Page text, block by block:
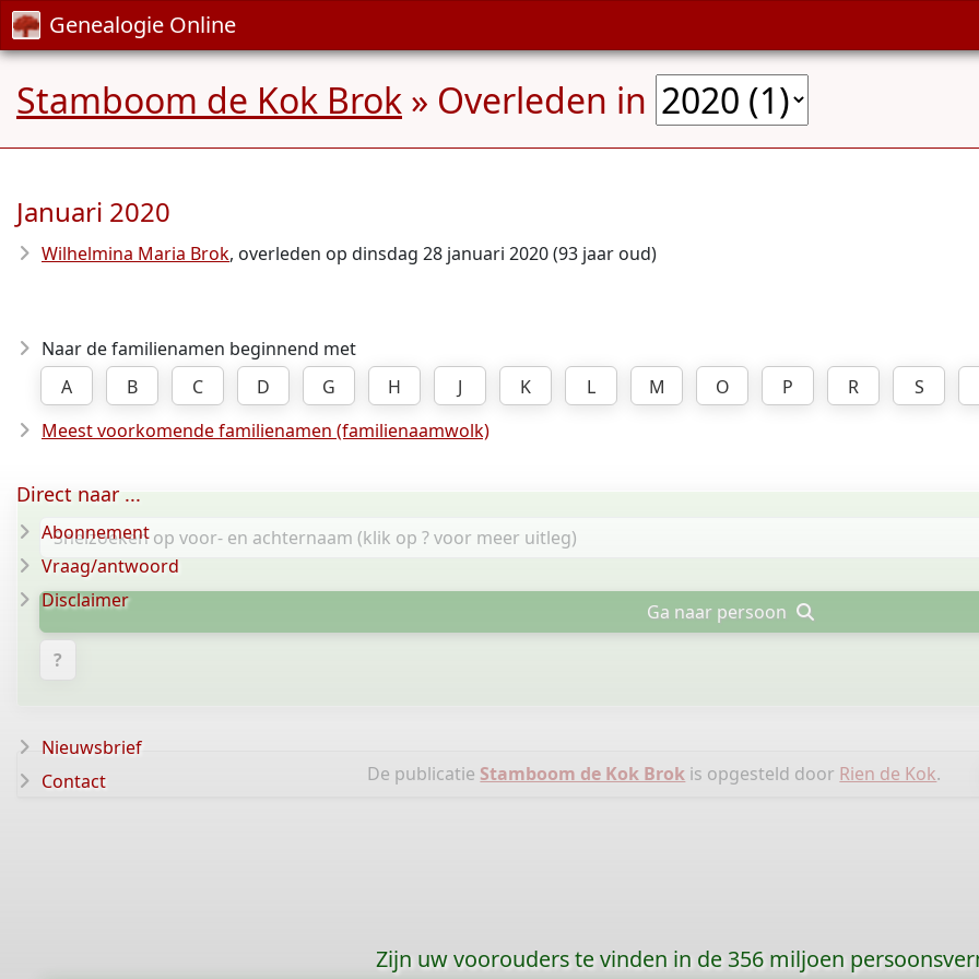
Genealogie Online
Stamboom de Kok Brok » Overleden in
Januari 2020
Wilhelmina Maria Brok, overleden op dinsdag 28 januari 2020 (93 jaar oud)
Naar de familienamen beginnend met
A
B C D G H J K L M O P R
S
Meest voorkomende familienamen (familienaamwolk)
Ga naar persoon
?
De publicatie Stamboom de Kok Brok is opgesteld door Rien de Kok.
Direct naar ...
Abonnement
Vraag/antwoord
Disclaimer
Nieuwsbrief
Contact
Zijn uw voorouders te vinden in de 356 miljoen